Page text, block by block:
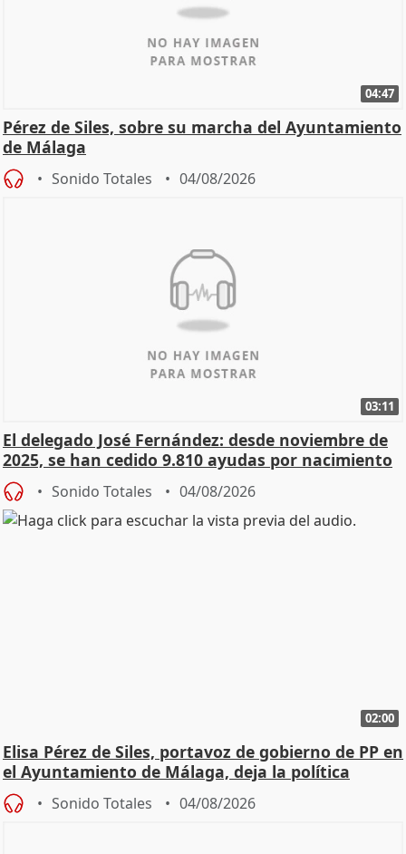
04:47
Pérez de Siles, sobre su marcha del Ayuntamiento
de Málaga
Sonido Totales 04/08/2026
03:11
El delegado José Fernández: desde noviembre de
2025, se han cedido 9.810 ayudas por nacimiento
Sonido Totales 04/08/2026
02:00
Elisa Pérez de Siles, portavoz de gobierno de PP en
el Ayuntamiento de Málaga, deja la política
Sonido Totales 04/08/2026